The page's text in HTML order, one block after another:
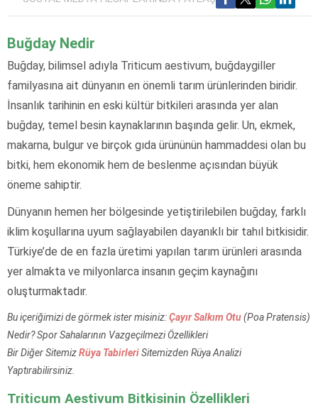
Buğday Nedir
Buğday, bilimsel adıyla Triticum aestivum, buğdaygiller
familyasına ait dünyanın en önemli tarım ürünlerinden biridir.
İnsanlık tarihinin en eski kültür bitkileri arasında yer alan
buğday, temel besin kaynaklarının başında gelir. Un, ekmek,
makarna, bulgur ve birçok gıda ürününün hammaddesi olan bu
bitki, hem ekonomik hem de beslenme açısından büyük
öneme sahiptir.
Dünyanın hemen her bölgesinde yetiştirilebilen buğday, farklı
iklim koşullarına uyum sağlayabilen dayanıklı bir tahıl bitkisidir.
Türkiye’de de en fazla üretimi yapılan tarım ürünleri arasında
yer almakta ve milyonlarca insanın geçim kaynağını
oluşturmaktadır.
Bu içeriğimizi de görmek ister misiniz:Çayır Salkım Otu(Poa Pratensis)
Nedir? Spor Sahalarının Vazgeçilmezi Özellikleri
Bir Diğer SitemizRüya TabirleriSitemizden Rüya Analizi
Yaptırabilirsiniz.
Triticum Aestivum Bitkisinin Özellikleri